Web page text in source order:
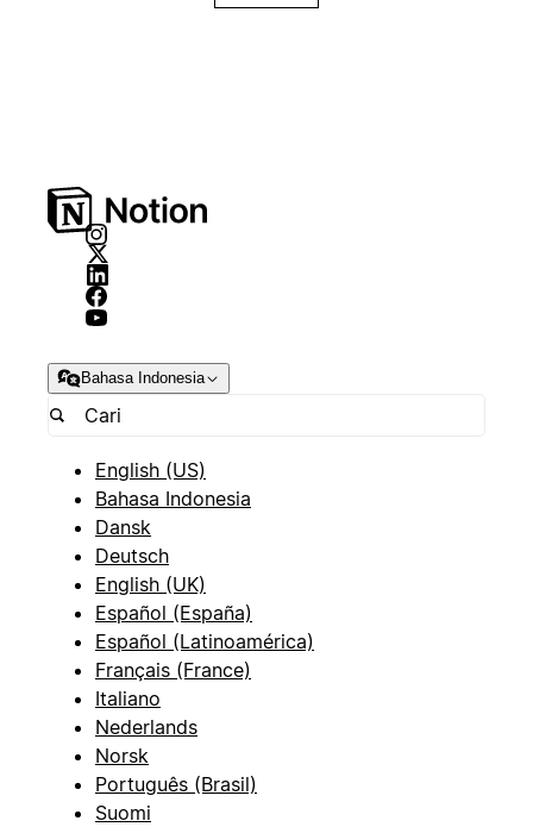
Bahasa Indonesia
English (US)
Bahasa Indonesia
Dansk
Deutsch
English (UK)
Español (España)
Español (Latinoamérica)
Français (France)
Italiano
Nederlands
Norsk
Português (Brasil)
Suomi